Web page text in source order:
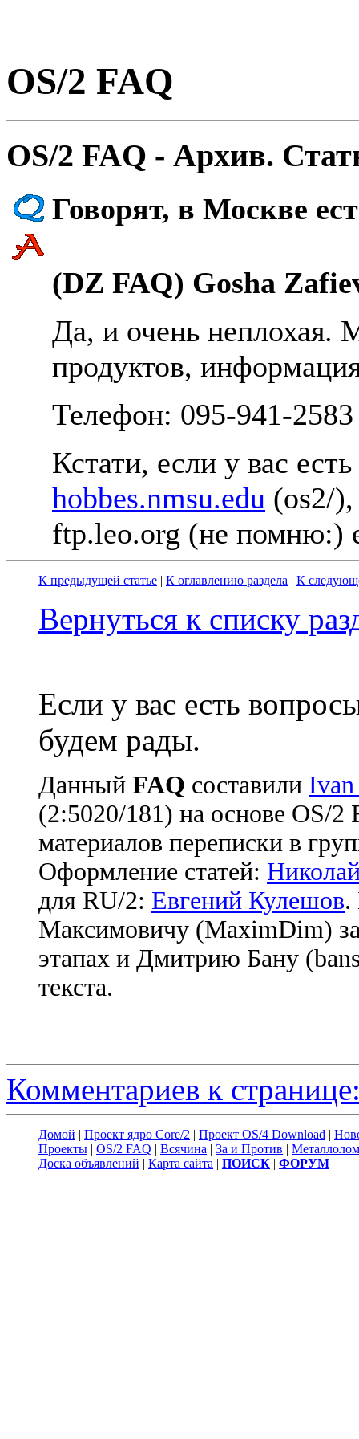
OS/2 FAQ
OS/2 FAQ - Архив.
Говоpят, в Москве
(DZ FAQ) Gosha
Да, и очень неплохая.
пpодуктов,
Телефон: 095-941-2583
Кстати, если у вас
hobbes.nmsu.edu (os2/
ftp.leo.org (не помню:)
К предыдущей статье | К оглавлению раздела | К
Вернуться к списку
Если у вас есть
будем рады.
Данный FAQ cоставили
(2:5020/181) на основе OS/
материалов переписки в
Оформление статей:
для RU/2: Евгений Кулешов.
Максимовичу (MaximDim)
этапах и Дмитрию Бану
текста.
Комментариев к
Домой | Проект ядро Core/2 | Проект OS/4 Download |
Проекты | OS/2 FAQ | Всячина | За и Против | Металлолом
Доска объявлений | Карта сайта | ПОИСК | ФОРУМ